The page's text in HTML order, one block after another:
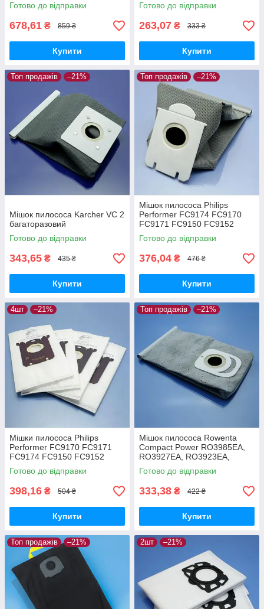
Готово до відправки
678,61 ₴ 859 ₴
Купити
Готово до відправки
263,07 ₴ 333 ₴
Купити
Топ продажів –21%
Мішок пилососа Karcher VC 2
багаторазовий
Готово до відправки
343,65 ₴ 435 ₴
Купити
Топ продажів –21%
Мішок пилососа Philips
Performer FC9174 FC9170
FC9171 FC9150 FC9152
FC9160 FC9162 FC9166
FC9173 FC9175 FC9176
багаторазовий
Готово до відправки
376,04 ₴ 476 ₴
Купити
4шт –21%
Мішки пилососа Philips
Performer FC9170 FC9171
FC9174 FC9150 FC9152
FC9160 FC9162 FC9166
FC9173 FC9175 FC9176
одноразові 4шт
Готово до відправки
398,16 ₴ 504 ₴
Купити
Топ продажів –21%
Мішок пилососа Rowenta
Compact Power RO3985EA,
RO3927EA, RO3923EA,
RO3953EA, RO3969EA
багаторазовий
Готово до відправки
333,38 ₴ 422 ₴
Купити
Топ продажів –21% 2шт –21%